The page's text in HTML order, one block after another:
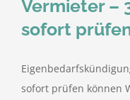
Vermieter –
sofort
sofort prüfen können